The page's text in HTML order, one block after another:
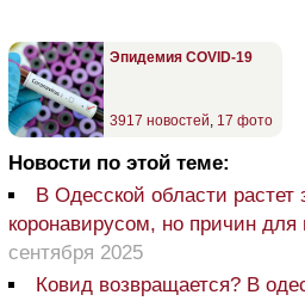
Эпидемия COVID-19
3917 новостей, 17 фото
Новости по этой теме:
В Одесской области растет
коронавирусом, но причин для
сентября 2025
Ковид возвращается? В